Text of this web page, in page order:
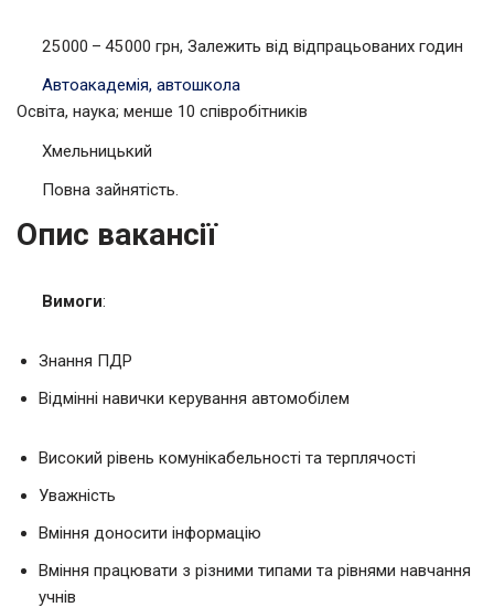
25 000 – 45 000 грн, Залежить від відпрацьованих годин
Автоакадемія, автошкола
Освіта, наука; менше 10 співробітників
Хмельницький
Повна зайнятість.
Опис вакансії
Вимоги:
Знання ПДР
Відмінні навички керування автомобілем
Високий рівень комунікабельності та терплячості
Уважність
Вміння доносити інформацію
Вміння працювати з різними типами та рівнями навчання
учнів